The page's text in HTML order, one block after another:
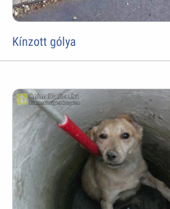
Kínzott gólya